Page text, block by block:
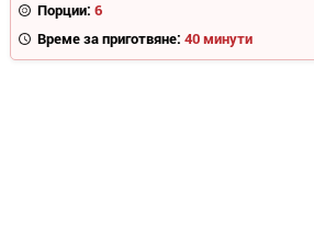
Порции: 6
Време за приготвяне: 40 минути